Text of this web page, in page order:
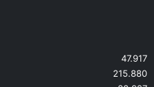
47.917
215.880